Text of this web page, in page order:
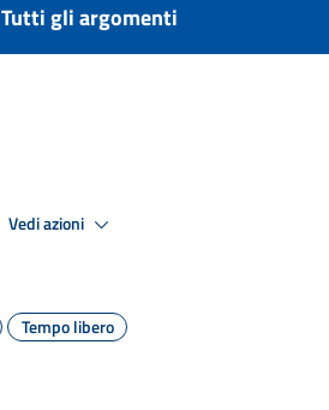
Tutti gli argomenti
Vedi azioni
Tempo libero